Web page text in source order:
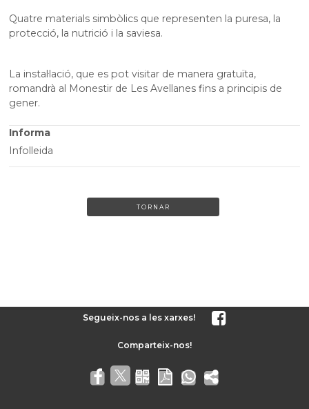
Quatre materials simbòlics que representen la puresa, la
protecció, la nutrició i la saviesa.
La instal·lació, que es pot visitar de manera gratuïta,
romandrà al Monestir de Les Avellanes fins a principis de
gener.
Informa
Infolleida
TORNAR
Segueix-nos a les xarxes!